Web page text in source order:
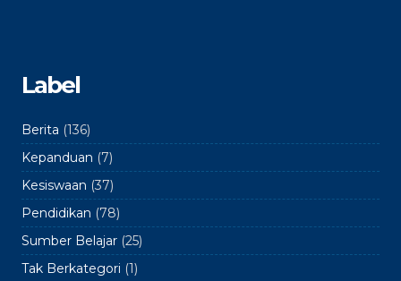
Label
Berita (136)
Kepanduan (7)
Kesiswaan (37)
Pendidikan (78)
Sumber Belajar (25)
Tak Berkategori (1)